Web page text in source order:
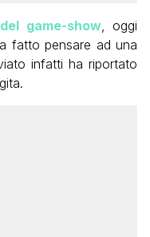
game-show, oggi
fatto pensare ad una
infatti ha riportato